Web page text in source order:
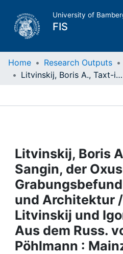
University of
FIS
Home
Projects
People
Institutions
Awards
Home Research Outputs
Litvinskij, Boris A., Taxt-i Sangin, der Oxus-Tempel : Grabungsbefund, Stratigraphie und Architektur / von Boris A. Litvinskij und Igor R. Picikjan. Aus dem Russ. von Christiane Pöhlmann : Mainz, 2002
Litvinskij, Boris
Sangin, der
und Architektur
Litvinskij und
Aus dem Russ.
Pöhlmann :